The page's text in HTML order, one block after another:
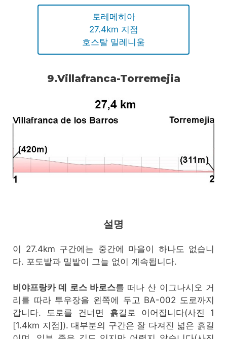
토레메히아
27.4km 지점
호스탈 밀레니움
9.Villafranca-Torremejia
설명
이 27.4km 구간에는 중간에 마을이 하나도 없습니
다. 포도밭과 밀밭이 그늘 없이 계속됩니다.
비야프랑카 데 로스 바로스를 떠나 산 이그나시오 거
리를 따라 투우장을 왼쪽에 두고 BA-002 도로까지
갑니다. 도로를 건너면 흙길로 이어집니다(사진 1
[1.4km 지점]). 대부분의 구간은 잘 다져진 넓은 흙길